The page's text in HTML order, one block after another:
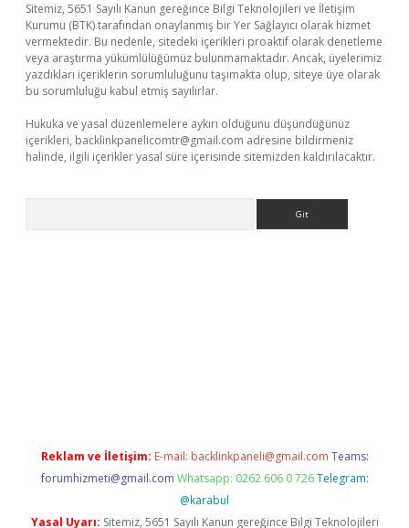
Sitemiz, 5651 Sayılı Kanun gereğince Bilgi Teknolojileri ve İletişim
Kurumu (BTK) tarafından onaylanmış bir Yer Sağlayıcı olarak hizmet
vermektedir. Bu nedenle, sitedeki içerikleri proaktif olarak denetleme
veya araştırma yükümlülüğümüz bulunmamaktadır. Ancak, üyelerimiz
yazdıkları içeriklerin sorumluluğunu taşımakta olup, siteye üye olarak
bu sorumluluğu kabul etmiş sayılırlar.
Hukuka ve yasal düzenlemelere aykırı olduğunu düşündüğünüz
içerikleri, backlinkpanelicomtr@gmail.com adresine bildirmeniz
halinde, ilgili içerikler yasal süre içerisinde sitemizden kaldırılacaktır.
Reklam ve İletişim: E-mail: backlinkpaneli@gmail.com Teams:
forumhizmeti@gmail.com Whatsapp: 0262 606 0 726 Telegram:
@karabul
Yasal Uyarı: Sitemiz, 5651 Sayılı Kanun gereğince Bilgi Teknolojileri